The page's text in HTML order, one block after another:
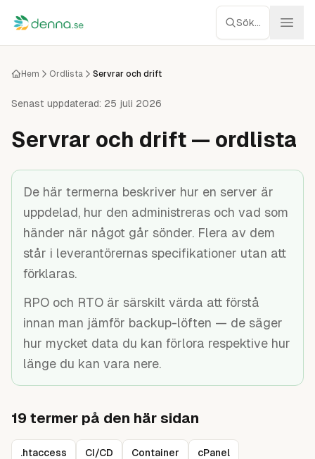
Hoppa till innehåll Sök...
Webbhotell
Managed WP
Servrar
Molnlagring
Recensioner
Guider
Hem Ordlista Servrar och drift
Senast uppdaterad: 25 juli 2026
Servrar och drift — ordlista
De här termerna beskriver hur en server är
uppdelad, hur den administreras och vad som
händer när något går sönder. Flera av dem
står i leverantörernas specifikationer utan att
förklaras.
RPO och RTO är särskilt värda att förstå
innan man jämför backup-löften — de säger
hur mycket data du kan förlora respektive hur
länge du kan vara nere.
19 termer på den här sidan
.htaccess CI/CD Container cPanel